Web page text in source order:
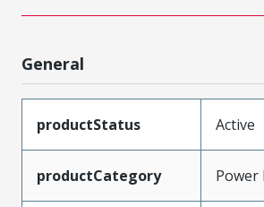
General
productStatus Active
productCategory